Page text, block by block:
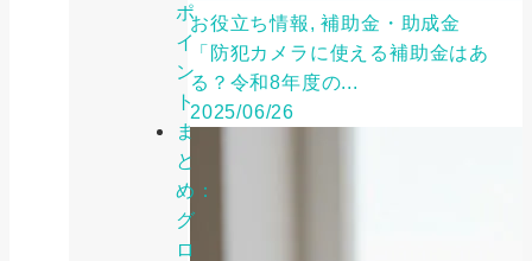
ポ
イ
ン
ト
ま
と
め：
グ
ロ
お役立ち情報, 補助金・助成金
「防犯カメラに使える補助金はあ
る？令和8年度の...
2025/06/26